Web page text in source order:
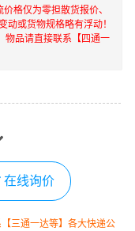
价格仅为零担散货报价、
动或货物规格略有浮动！
物品请直接联系【四通一
在线询价
三通一达等】各大快递公